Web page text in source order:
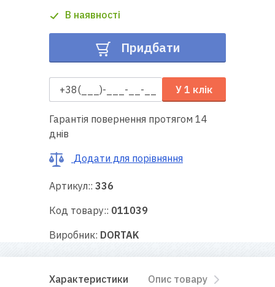
Ремонт
швейної
Корисні
поради
Контакти
Про
В наявності
Придбати
У 1 клік
Гарантія повернення протягом 14
днів
Додати для порівняння
Артикул:: 336
Код товару:: 011039
Виробник: DORTAK
Характеристики Опис товару